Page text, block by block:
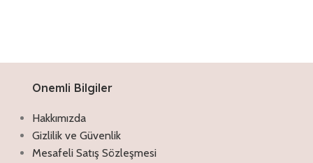
Onemli Bilgiler
Hakkımızda
Gizlilik ve Güvenlik
Mesafeli Satış Sözleşmesi